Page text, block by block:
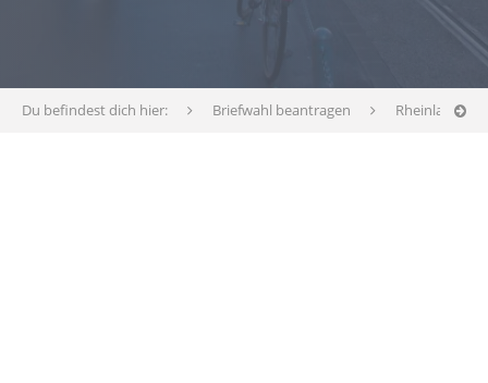
Du befindest dich hier: Briefwahl beantragen Rheinland-